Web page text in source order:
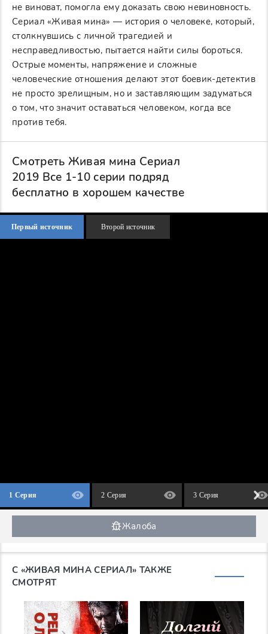
не виноват, помогла ему доказать свою невиновность.
Сериал «Живая мина» — история о человеке, который,
столкнувшись с личной трагедией и
несправедливостью, пытается найти силы бороться.
Острые моменты, напряжение и сложные
человеческие отношения делают этот боевик-детектив
не просто зрелищным, но и заставляющим задуматься
о том, что значит оставаться человеком, когда все
против тебя.
Смотреть Живая мина Сериал
2019 Все 1-10 серии подряд
бесплатно в хорошем качестве
Первый источник Второй источник
1 Серия 2 Серия 3 Серия
Жалоба
С «ЖИВАЯ МИНА СЕРИАЛ» ТАКЖЕ
СМОТРЯТ